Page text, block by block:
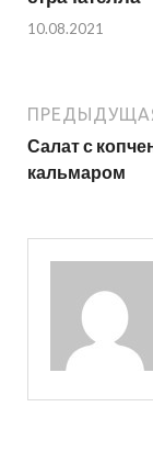
10.08.2021
Салат с
кальмаром